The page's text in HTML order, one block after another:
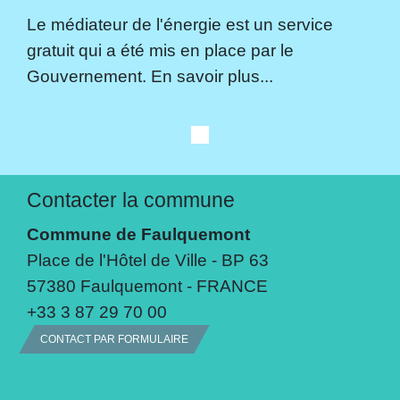
Le médiateur de l'énergie est un service
gratuit qui a été mis en place par le
Gouvernement. En savoir plus...
Contacter la commune
Commune de Faulquemont
Place de l'Hôtel de Ville - BP 63
57380 Faulquemont - FRANCE
+33 3 87 29 70 00
CONTACT PAR FORMULAIRE